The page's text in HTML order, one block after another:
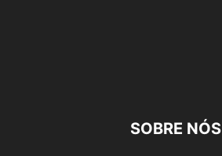
SOBRE NÓS